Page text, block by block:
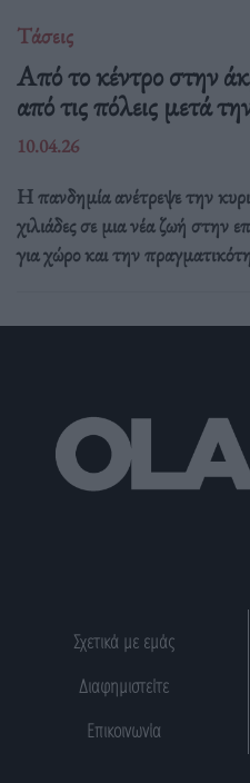
Τάσεις
Από το κέντρο στην
από τις πόλεις μετά
10.04.26
Η πανδημία ανέτρεψε την
χιλιάδες σε μια νέα ζωή στην
για χώρο και την
Σχετικά με εμάς
Διαφημιστείτε
Επικοινωνία